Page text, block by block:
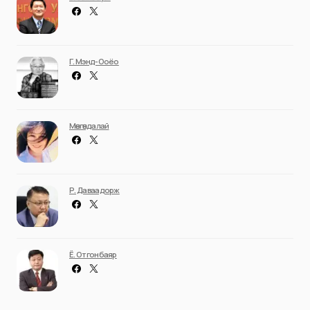
Г. Мэнд-Ооёо
Мөнгөндалай
Р. Даваадорж
Ё. Отгонбаяр